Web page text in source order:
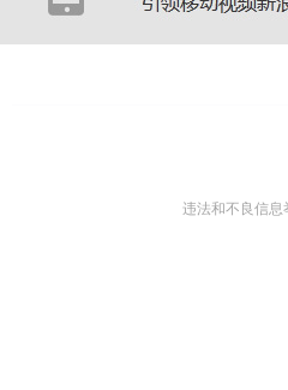
违法和不良信息